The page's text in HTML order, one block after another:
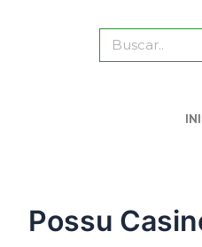
Buscar
Possu